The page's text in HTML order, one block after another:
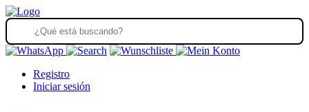
Registro
Iniciar sesión